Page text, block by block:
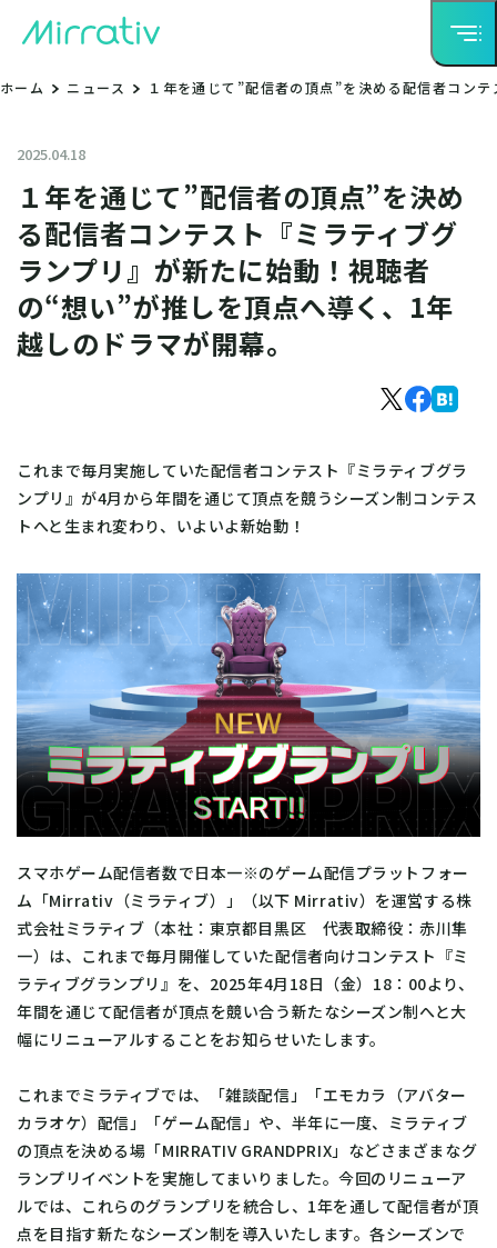
ホーム ニュース １年を通じて”配信者の頂点”を決める配信者コン
2025.04.18
１年を通じて”配信者の頂点”を決め
る配信者コンテスト『ミラティブグ
ランプリ』が新たに始動！視聴者
の“想い”が推しを頂点へ導く、1年
越しのドラマが開幕。
これまで毎月実施していた配信者コンテスト『ミラティブグラ
ンプリ』が4月から年間を通じて頂点を競うシーズン制コンテス
トへと生まれ変わり、いよいよ新始動！
スマホゲーム配信者数で日本一※のゲーム配信プラットフォー
ム「Mirrativ（ミラティブ）」（以下 Mirrativ）を運営する株
式会社ミラティブ（本社：東京都目黒区 代表取締役：赤川隼
一）は、これまで毎月開催していた配信者向けコンテスト『ミ
ラティブグランプリ』を、2025年4月18日（金）18：00より、
年間を通じて配信者が頂点を競い合う新たなシーズン制へと大
幅にリニューアルすることをお知らせいたします。
これまでミラティブでは、「雑談配信」「エモカラ（アバター
カラオケ）配信」「ゲーム配信」や、半年に一度、ミラティブ
の頂点を決める場「MIRRATIV GRANDPRIX」などさまざまなグ
ランプリイベントを実施してまいりました。​今回のリニューア
ルでは、これらのグランプリを統合し、1年を通して配信者が頂
点を目指す新たなシーズン制を導入いたします。​各シーズンで